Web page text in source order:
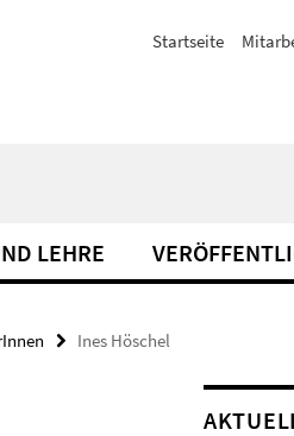
Startseite
LEHRE
Ines Höschel